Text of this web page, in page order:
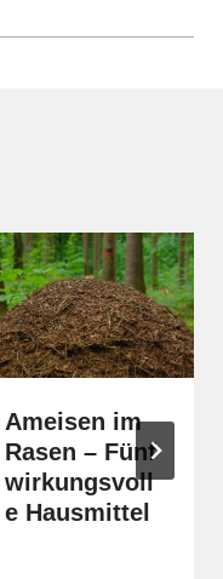
Ameisen im
Rasen – Fünf
wirkungsvoll
e Hausmittel